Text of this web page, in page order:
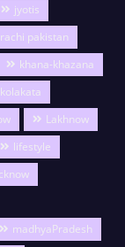
jyotis
pakistan
khana-khazana
kolakata
Lakhnow
lifestyle
madhyaPradesh